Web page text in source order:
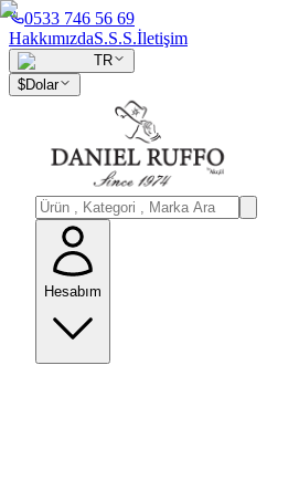
0533 746 56 69
HakkımızdaS.S.S.İletişim
TR
$Dolar
Hesabım